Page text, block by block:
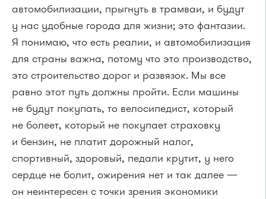
автомобилизации, прыгнуть в трамваи, и будут
у нас удобные города для жизни; это фантазии.
Я понимаю, что есть реалии, и автомобилизация
для страны важна, потому что это производство,
это строительство дорог и развязок. Мы все
равно этот путь должны пройти. Если машины
не будут покупать, то велосипедист, который
не болеет, который не покупает страховку
и бензин, не платит дорожный налог,
спортивный, здоровый, педали крутит, у него
сердце не болит, ожирения нет и так далее —
он неинтересен с точки зрения экономики